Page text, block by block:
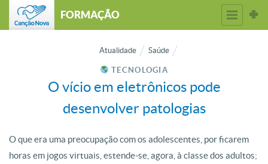
FORMAÇÃO
Atualidade Saúde
TECNOLOGIA
O vício em eletrônicos pode
desenvolver patologias
O que era uma preocupação com os adolescentes, por ficarem
horas em jogos virtuais, estende-se, agora, à classe dos adultos;